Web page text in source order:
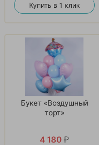
Купить в 1 клик
Букет «Воздушный
торт»
4 180 ₽